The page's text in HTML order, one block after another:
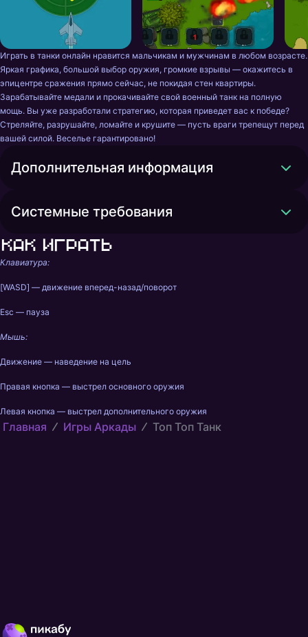
Играть в танки онлайн нравится мальчикам и мужчинам в любом возрасте.
Яркая графика, большой выбор оружия, громкие взрывы — окажитесь в
эпицентре сражения прямо сейчас, не покидая стен квартиры.
Зарабатывайте медали и прокачивайте свой военный танк на полную
мощь. Вы уже разработали стратегию, которая приведет вас к победе?
Стреляйте, разрушайте, ломайте и крушите — пусть враги трепещут перед
вашей силой. Веселье гарантировано!
Дополнительная информация
Системные требования
Как играть
Клавиатура:
[WASD] — движение вперед-назад/поворот
Esc — пауза
Мышь:
Движение — наведение на цель
Правая кнопка — выстрел основного оружия
Левая кнопка — выстрел дополнительного оружия
Главная Игры Аркады Топ Топ Танк